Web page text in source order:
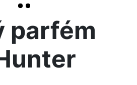
parfém